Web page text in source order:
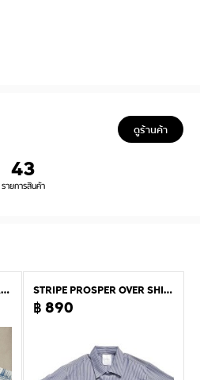
ดูร้านค้า
43
รายการสินค้า
MORHOM SHIRT (WHITE PARQUET) STRIPE PROSPER OVER SHIRT
฿ 890